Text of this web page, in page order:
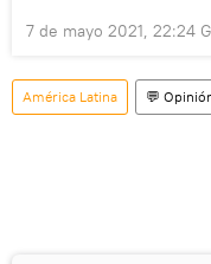
7 de mayo 2021, 22:24
América Latina 💬